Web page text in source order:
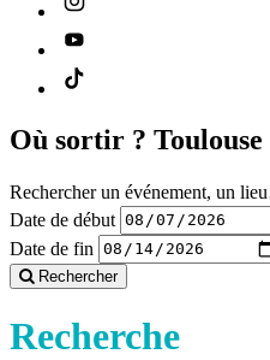
Où sortir ?
Rechercher un événement, un
Date de début
Date de fin
Rechercher
Recherche